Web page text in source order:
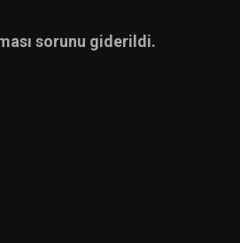
sorunu giderildi.